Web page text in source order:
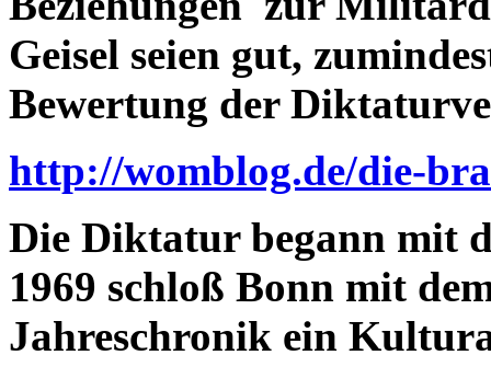
Geisel seien gut,
Bewertung der
http://womblog.de/die-
Die Diktatur begann mit
1969 schloß Bonn mit
Jahreschronik ein